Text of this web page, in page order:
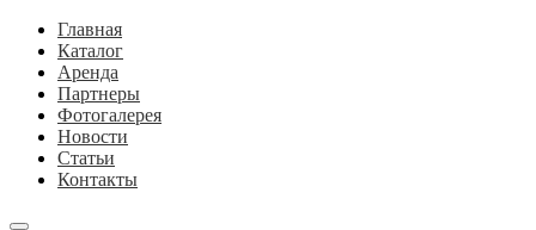
Главная
Каталог
Аренда
Партнеры
Фотогалерея
Новости
Статьи
Контакты